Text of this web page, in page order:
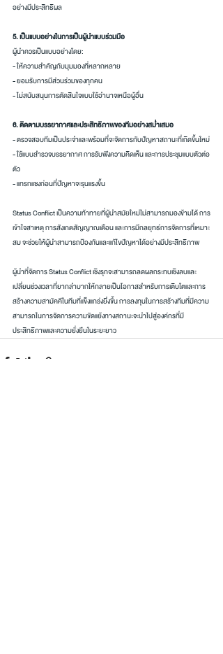
อย่างมีประสิทธิผล
5. เป็นแบบอย่างในการเป็นผู้นำแบบร่วมมือ
ผู้นำควรเป็นแบบอย่างโดย:
- ให้ความสำคัญกับมุมมองที่หลากหลาย
- ยอมรับการมีส่วนร่วมของทุกคน
- ไม่สนับสนุนการตัดสินใจแบบใช้อำนาจเหนือผู้อื่น
6. ติดตามบรรยากาศและประสิทธิภาพของทีมอย่างสม่ำเสมอ
- ตรวจสอบทีมเป็นประจำและพร้อมที่จะจัดการกับปัญหาสถานะที่เกิดขึ้นใหม่
- ใช้แบบสำรวจบรรยากาศ การรับฟังความคิดเห็น และการประชุมแบบตัวต่อ
ตัว
- แทรกแซงก่อนที่ปัญหาจะรุนแรงขึ้น
Status Conflict เป็นความท้าทายที่ผู้นำสมัยใหม่ไม่สามารถมองข้ามได้ การ
เข้าใจสาเหตุ การสังเกตสัญญาณเตือน และการมีกลยุทธ์การจัดการที่เหมาะ
สม จะช่วยให้ผู้นำสามารถป้องกันและแก้ไขปัญหาได้อย่างมีประสิทธิภาพ
ผู้นำที่จัดการ Status Conflict เชิงรุกจะสามารถลดผลกระทบเชิงลบและ
เปลี่ยนช่วงเวลาที่ยากลำบากให้กลายเป็นโอกาสสำหรับการเติบโตและการ
สร้างความสามัคคีในทีมที่แข็งแกร่งยิ่งขึ้น การลงทุนในการสร้างทีมที่มีความ
สามารถในการจัดการความขัดแย้งทางสถานะจะนำไปสู่องค์กรที่มี
ประสิทธิภาพและความยั่งยืนในระยะยาว